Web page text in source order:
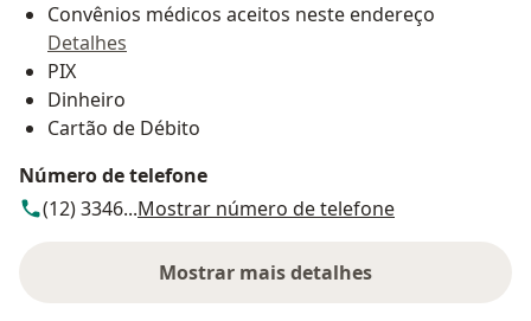
Convênios médicos aceitos neste endereço
Detalhes
PIX
Dinheiro
Cartão de Débito
Número de telefone
(12) 3346...Mostrar número de telefone
Mostrar mais detalhes
sobre o endereço